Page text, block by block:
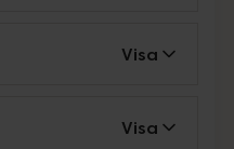
Visa
Visa